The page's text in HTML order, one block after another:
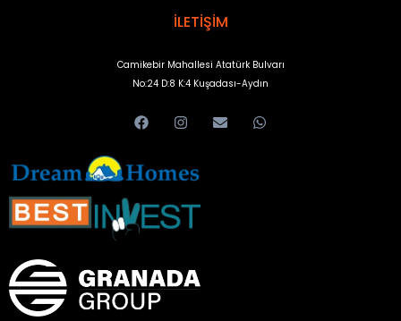
İLETİŞİM
Camikebir Mahallesi Atatürk Bulvarı
No:24 D:8 K:4 Kuşadası-Aydın